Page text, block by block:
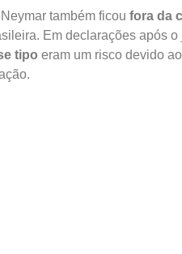
também ficou fora da
Em declarações após o
tipo eram um risco devido